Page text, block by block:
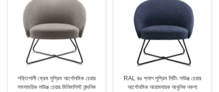
শক্তিশালী ফ্রেম সুপ্রিম আর্গোনমিক চেয়ার
সমসাময়িক লাউঞ্জ চেয়ার মিনিমালিস্ট নান্দনিক
RAL রঙ প্লাশ সুপ্রিম সিটিং লাউঞ্জ চেয়ার
আর্গোনমিক আরামদায়ক আধুনিক নকশা